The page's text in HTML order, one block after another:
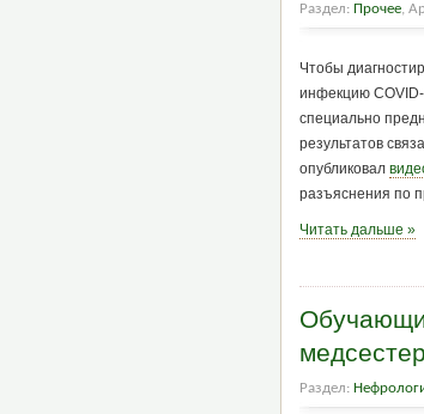
Раздел: Прочее,
Чтобы
инфекцию COVID-
специально
результатов
опубликовал
разъяснения по
Читать дальше »
Раздел: